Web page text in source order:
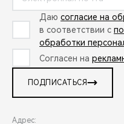
Даю согласие на
в соответствии с
обработки
Согласен на
ПОДПИСАТЬСЯ
Адрес: